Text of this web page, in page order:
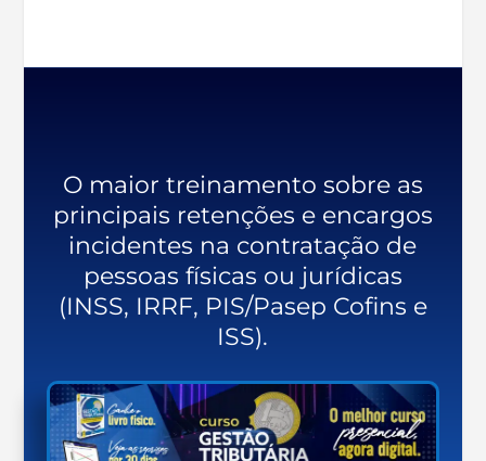
O maior treinamento sobre as
principais retenções e encargos
incidentes na contratação de
pessoas físicas ou jurídicas
(INSS, IRRF, PIS/Pasep Cofins e
ISS).